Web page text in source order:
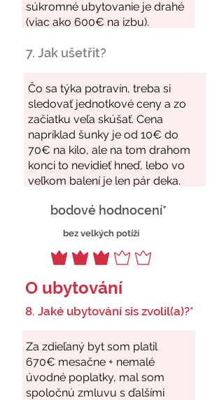
7. Jak ušetřit?
bodové hodnocení*
bez velkých potíží
O ubytování
8. Jaké ubytování sis zvolil(a)?*